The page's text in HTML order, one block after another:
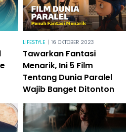
LIFESTYLE | 16 OKTOBER 2023
Tawarkan Fantasi
Menarik, Ini 5 Film
Tentang Dunia Paralel
Wajib Banget Ditonton